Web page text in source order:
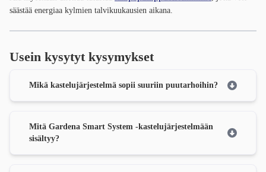
säästää energiaa kylmien talvikuukausien aikana.
Usein kysytyt kysymykset
Mikä kastelujärjestelmä sopii suuriin puutarhoihin?
Mitä Gardena Smart System -kastelujärjestelmään
sisältyy?